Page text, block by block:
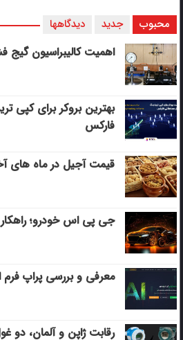
محبوب جدید دیدگاهها
اهمیت کالیبراسیون گیج
بهترین بروکر برای کپی‌
فارکس
قیمت آجیل در ماه های
جی پی اس خودرو؛
معرفی و بررسی پراپ فرم
رقابت ژاپن و آلمان، دو